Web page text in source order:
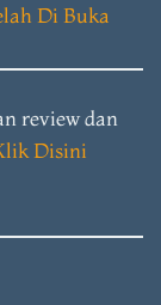
Di Buka
review dan
Disini